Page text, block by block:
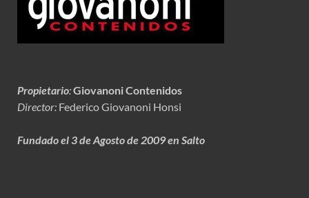
Propietario:Giovanoni Contenidos
Director: Federico Giovanoni Honsi
Fundado el 3 de Agosto de 2009 en Salto